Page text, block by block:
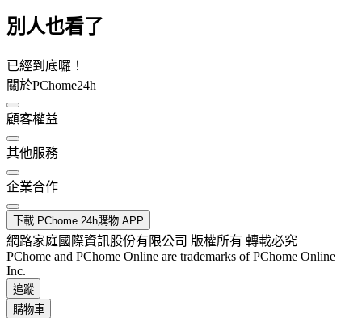
別人也看了
已經到底囉！
關於PChome24h
顧客權益
其他服務
企業合作
下載 PChome 24h購物 APP
網路家庭國際資訊股份有限公司 版權所有 轉載必究
PChome and PChome Online are trademarks of PChome Online
Inc.
追蹤
購物車